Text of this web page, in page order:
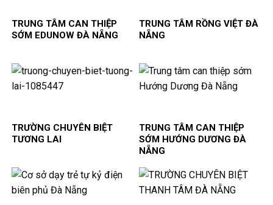
TRUNG TÂM CAN THIỆP
SỚM EDUNOW ĐÀ NẴNG
TRUNG TÂM RỒNG VIỆT ĐÀ
NẴNG
TRƯỜNG CHUYÊN BIỆT
TƯƠNG LAI
TRUNG TÂM CAN THIỆP
SỚM HƯỚNG DƯƠNG ĐÀ
NẴNG